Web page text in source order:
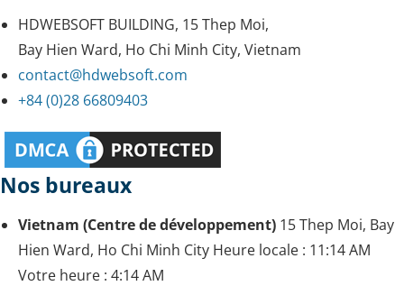
HDWEBSOFT BUILDING, 15 Thep Moi,
Bay Hien Ward, Ho Chi Minh City, Vietnam
contact@hdwebsoft.com
+84 (0)28 66809403
Nos bureaux
Vietnam (Centre de développement) 15 Thep Moi, Bay
Hien Ward, Ho Chi Minh City Heure locale : 11:14 AM
Votre heure : 4:14 AM